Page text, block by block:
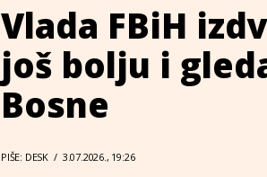
Vlada FBiH
još bolju i
Bosne
PIŠE: DESK / 3.07.2026., 19:26